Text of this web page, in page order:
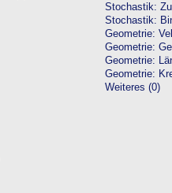
Stochastik:
Stochastik:
Geometrie:
Geometrie:
Geometrie:
Geometrie:
Weiteres (0)